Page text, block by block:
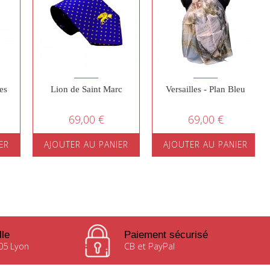
Lion de Saint Marc
69,00 €
AJOUTER AU PANIER
Versailles - Plan Bleu
69,00 €
AJOUTER AU PANIER
Lyon
Paiement sécurisé
CB et PayPal